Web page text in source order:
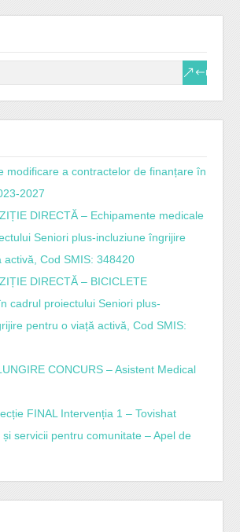
modificare a contractelor de finanțare în
2027
DIRECTĂ – Echipamente medicale
Seniori plus-incluziune îngrijire
activă, Cod SMIS: 348420
DIRECTĂ – BICICLETE
cadrul proiectului Seniori plus-
pentru o viață activă, Cod SMIS:
CONCURS – Asistent Medical
FINAL Intervenția 1 – Tovishat
servicii pentru comunitate – Apel de